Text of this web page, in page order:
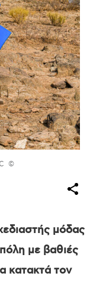
©
μόδας
με βαθιές
κατακτά τον